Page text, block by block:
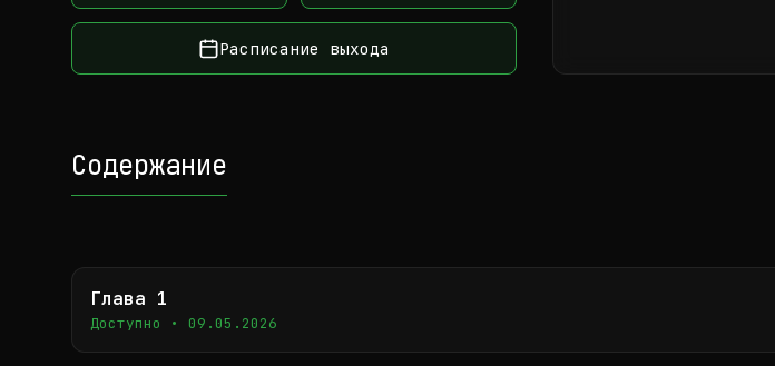
Расписание выхода
Содержание
Глава 1
Доступно • 09.05.2026